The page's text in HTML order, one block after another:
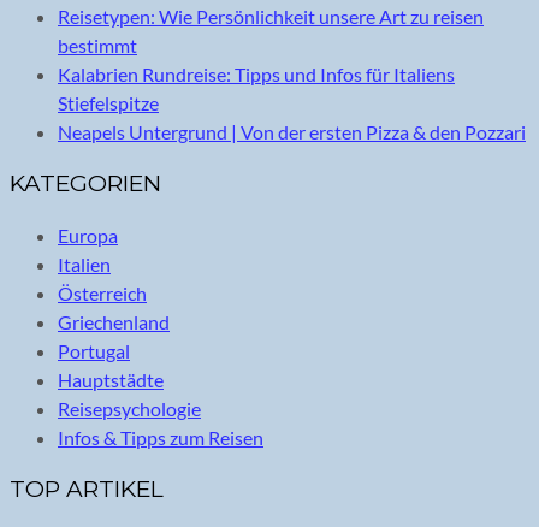
Reisetypen: Wie Persönlichkeit unsere Art zu reisen
bestimmt
Kalabrien Rundreise: Tipps und Infos für Italiens
Stiefelspitze
Neapels Untergrund | Von der ersten Pizza & den Pozzari
KATEGORIEN
Europa
Italien
Österreich
Griechenland
Portugal
Hauptstädte
Reisepsychologie
Infos & Tipps zum Reisen
TOP ARTIKEL